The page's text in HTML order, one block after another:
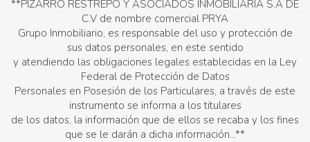
**PIZARRO RESTREPO Y ASOCIADOS INMOBILIARIA S.A DE
C.V de nombre comercial PRYA
Grupo Inmobiliario, es responsable del uso y protección de
sus datos personales, en este sentido
y atendiendo las obligaciones legales establecidas en la Ley
Federal de Protección de Datos
Personales en Posesión de los Particulares, a través de este
instrumento se informa a los titulares
de los datos, la información que de ellos se recaba y los fines
que se le darán a dicha información...**